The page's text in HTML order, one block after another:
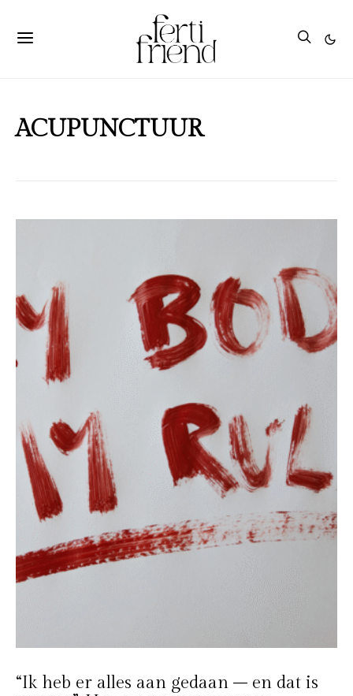
ACUPUNCTUUR
“Ik heb er alles aan gedaan – en dat is